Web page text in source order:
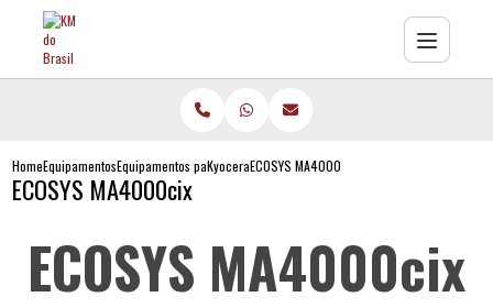
HomeEquipamentosEquipamentos para impressão
KyoceraECOSYS MA4000cifx
ECOSYS MA4000cix
ECOSYS MA4000cix